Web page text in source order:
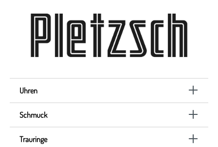
Uhren
Schmuck
Trauringe